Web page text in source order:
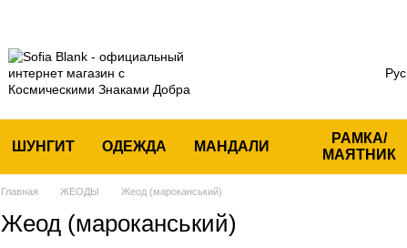
Рус
ШУНГИТ ОДЕЖДА МАНДАЛИ
РАМКА/
МАЯТНИК
Главная ЖЕОДЫ Жеод (мароканський)
Жеод (мароканський)